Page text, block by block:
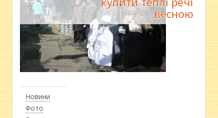
Новини
Фото
весною